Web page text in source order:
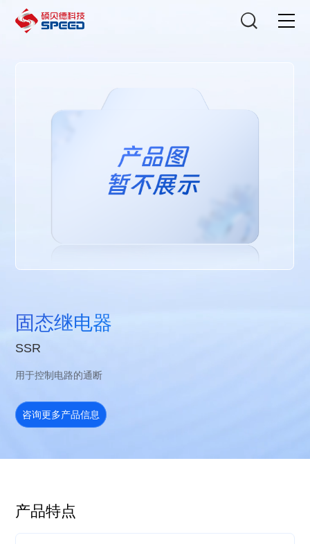
可持续发展
关于我们
选择语言 在线咨询
固态继电器
SSR
用于控制电路的通断
咨询更多产品信息
产品特点